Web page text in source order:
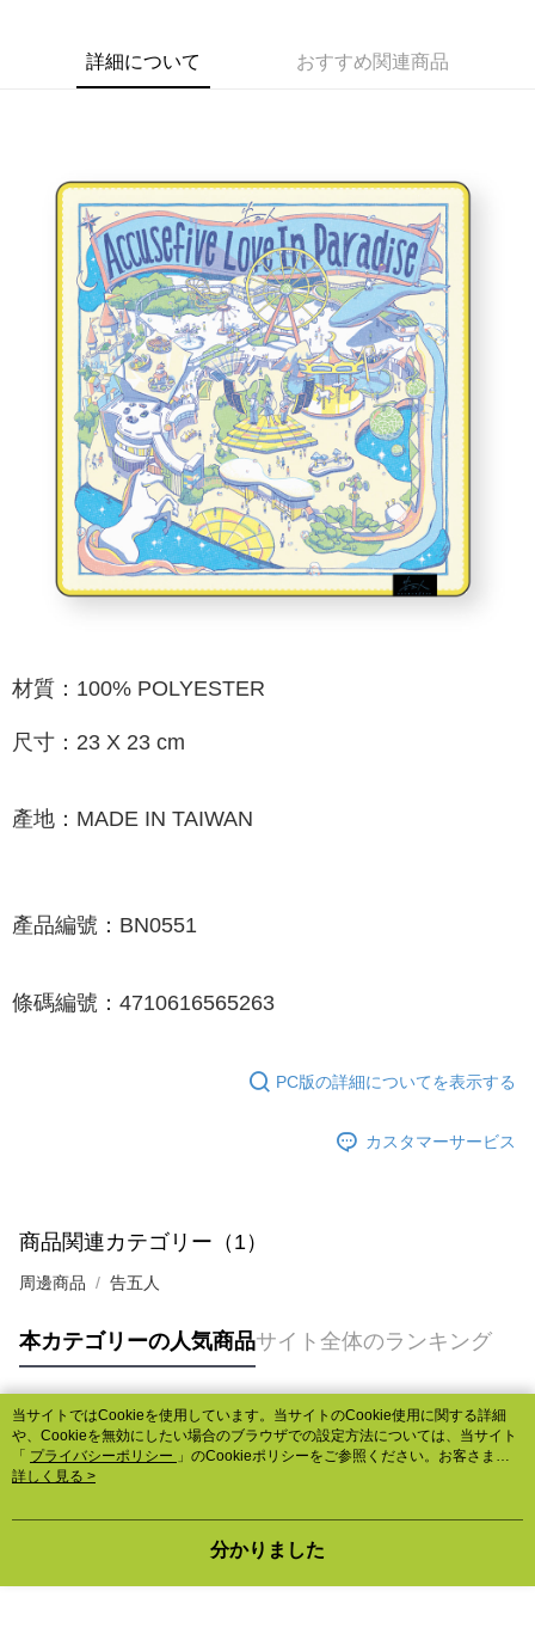
Easy Wallet
ATM払い
配送方法
全家取貨付款
配送毎にNT$65、NT$1,000以上で送料無料
付款後全家取貨
配送毎にNT$65、NT$1,000以上で送料無料
7-11取貨付款
配送毎にNT$65、NT$1,000以上で送料無料
付款後7-11取貨
配送毎にNT$65、NT$1,000以上で送料無料
海外地區配送
詳細について おすすめ関連商品
材質：100% POLYESTER
尺寸：23 X 23 cm
產地：MADE IN TAIWAN
產品編號：BN0551
條碼編號：4710616565263
PC版の詳細についてを表示する
カスタマーサービス
商品関連カテゴリー（1）
周邊商品 告五人
本カテゴリーの人気商品サイト全体のランキング
人気タグ
当サイトではCookieを使用しています。当サイトのCookie使用に関する詳細
や、Cookieを無効にしたい場合のブラウザでの設定方法については、当サイト
「 プライバシーポリシー 」のCookieポリシーをご参照ください。お客さま
が、当サイトを引き続き使用される場合、当社がサイト利用規約のCookieポリ
詳しく見る >
分かりました